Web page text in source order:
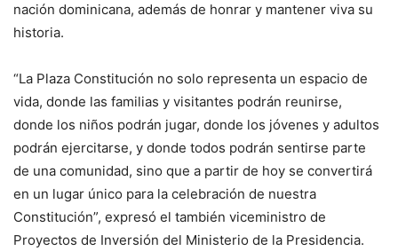
nación dominicana, además de honrar y mantener viva su
historia.
“La Plaza Constitución no solo representa un espacio de
vida, donde las familias y visitantes podrán reunirse,
donde los niños podrán jugar, donde los jóvenes y adultos
podrán ejercitarse, y donde todos podrán sentirse parte
de una comunidad, sino que a partir de hoy se convertirá
en un lugar único para la celebración de nuestra
Constitución”, expresó el también viceministro de
Proyectos de Inversión del Ministerio de la Presidencia.